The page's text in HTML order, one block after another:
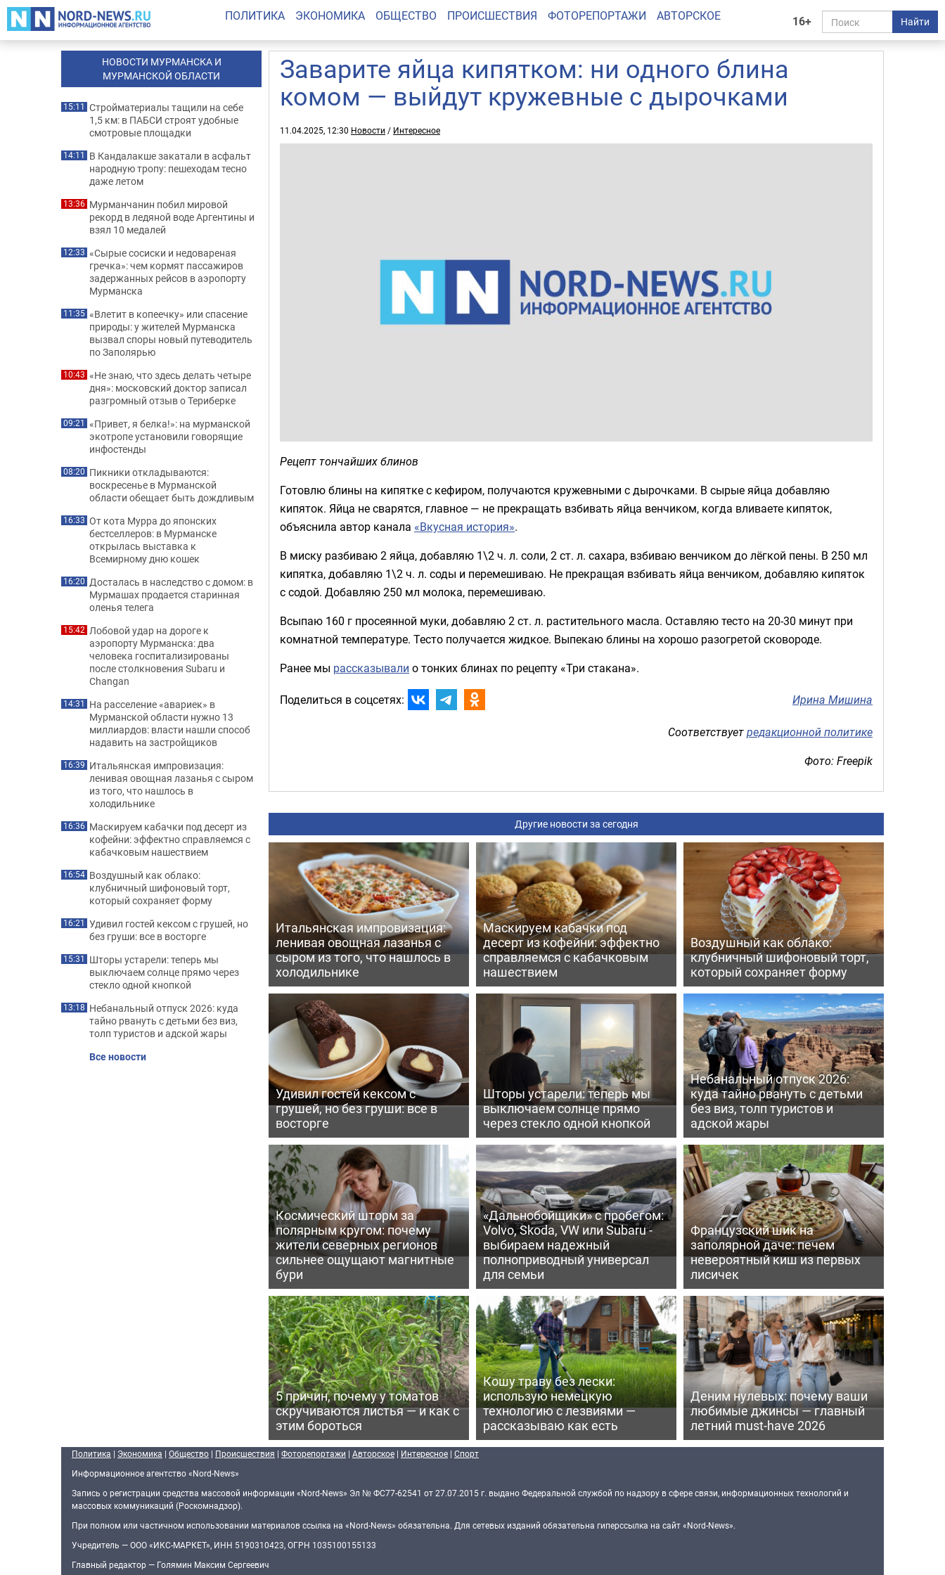
16+ Найти
ПОЛИТИКА ЭКОНОМИКА ОБЩЕСТВО ПРОИСШЕСТВИЯ ФОТОРЕПОРТАЖИ АВТОРСКОЕ
Заварите яйца кипятком: ни одного блина
комом — выйдут кружевные с дырочками
11.04.2025, 12:30 Новости / Интересное
Рецепт тончайших блинов
Готовлю блины на кипятке с кефиром, получаются кружевными с дырочками. В сырые яйца добавляю
кипяток. Яйца не сварятся, главное — не прекращать взбивать яйца венчиком, когда вливаете кипяток,
объяснила автор канала «Вкусная история».
В миску разбиваю 2 яйца, добавляю 1\2 ч. л. соли, 2 ст. л. сахара, взбиваю венчиком до лёгкой пены. В 250 мл
кипятка, добавляю 1\2 ч. л. соды и перемешиваю. Не прекращая взбивать яйца венчиком, добавляю кипяток
с содой. Добавляю 250 мл молока, перемешиваю.
Всыпаю 160 г просеянной муки, добавляю 2 ст. л. растительного масла. Оставляю тесто на 20-30 минут при
комнатной температуре. Тесто получается жидкое. Выпекаю блины на хорошо разогретой сковороде.
Ранее мы рассказывали о тонких блинах по рецепту «Три стакана».
Поделиться в соцсетях: Ирина Мишина
Соответствуетредакционной политике
Фото: Freepik
Другие новости за сегодня
Итальянская импровизация:
ленивая овощная лазанья с
сыром из того, что нашлось в
холодильнике
Маскируем кабачки под
десерт из кофейни: эффектно
справляемся с кабачковым
нашествием
Воздушный как облако:
клубничный шифоновый торт,
который сохраняет форму
Удивил гостей кексом с
грушей, но без груши: все в
восторге
Шторы устарели: теперь мы
выключаем солнце прямо
через стекло одной кнопкой
Небанальный отпуск 2026:
куда тайно рвануть с детьми
без виз, толп туристов и
адской жары
Космический шторм за
полярным кругом: почему
жители северных регионов
сильнее ощущают магнитные
бури
«Дальнобойщики» с пробегом:
Volvo, Skoda, VW или Subaru -
выбираем надежный
полноприводный универсал
для семьи
Французский шик на
заполярной даче: печем
невероятный киш из первых
лисичек
5 причин, почему у томатов
скручиваются листья — и как с
этим бороться
Кошу траву без лески:
использую немецкую
технологию с лезвиями —
рассказываю как есть
Деним нулевых: почему ваши
любимые джинсы — главный
летний must-have 2026
НОВОСТИ МУРМАНСКА И
МУРМАНСКОЙ ОБЛАСТИ
15:11 Стройматериалы тащили на себе
1,5 км: в ПАБСИ строят удобные
смотровые площадки
14:11 В Кандалакше закатали в асфальт
народную тропу: пешеходам тесно
даже летом
13:36 Мурманчанин побил мировой
рекорд в ледяной воде Аргентины и
взял 10 медалей
12:33 «Сырые сосиски и недовареная
гречка»: чем кормят пассажиров
задержанных рейсов в аэропорту
Мурманска
11:35 «Влетит в копеечку» или спасение
природы: у жителей Мурманска
вызвал споры новый путеводитель
по Заполярью
10:43 «Не знаю, что здесь делать четыре
дня»: московский доктор записал
разгромный отзыв о Териберке
09:21 «Привет, я белка!»: на мурманской
экотропе установили говорящие
инфостенды
08:20 Пикники откладываются:
воскресенье в Мурманской
области обещает быть дождливым
16:33 От кота Мурра до японских
бестселлеров: в Мурманске
открылась выставка к
Всемирному дню кошек
16:20 Досталась в наследство с домом: в
Мурмашах продается старинная
оленья телега
15:42 Лобовой удар на дороге к
аэропорту Мурманска: два
человека госпитализированы
после столкновения Subaru и
Changan
14:31 На расселение «авариек» в
Мурманской области нужно 13
миллиардов: власти нашли способ
надавить на застройщиков
16:39 Итальянская импровизация:
ленивая овощная лазанья с сыром
из того, что нашлось в
холодильнике
16:36 Маскируем кабачки под десерт из
кофейни: эффектно справляемся с
кабачковым нашествием
16:54 Воздушный как облако:
клубничный шифоновый торт,
который сохраняет форму
16:21 Удивил гостей кексом с грушей, но
без груши: все в восторге
15:31 Шторы устарели: теперь мы
выключаем солнце прямо через
стекло одной кнопкой
13:18 Небанальный отпуск 2026: куда
тайно рвануть с детьми без виз,
толп туристов и адской жары
Все новости
Политика | Экономика | Общество | Происшествия | Фоторепортажи | Авторское | Интересное | Спорт
Информационное агентство «Nord-News»
Запись о регистрации средства массовой информации «Nord-News» Эл № ФС77-62541 от 27.07.2015 г. выдано Федеральной службой по надзору в сфере связи, информационных технологий и
массовых коммуникаций (Роскомнадзор).
При полном или частичном использовании материалов ссылка на «Nord-News» обязательна. Для сетевых изданий обязательна гиперссылка на сайт «Nord-News».
Учредитель — ООО «ИКС-МАРКЕТ», ИНН 5190310423, ОГРН 1035100155133
Главный редактор — Голямин Максим Сергеевич